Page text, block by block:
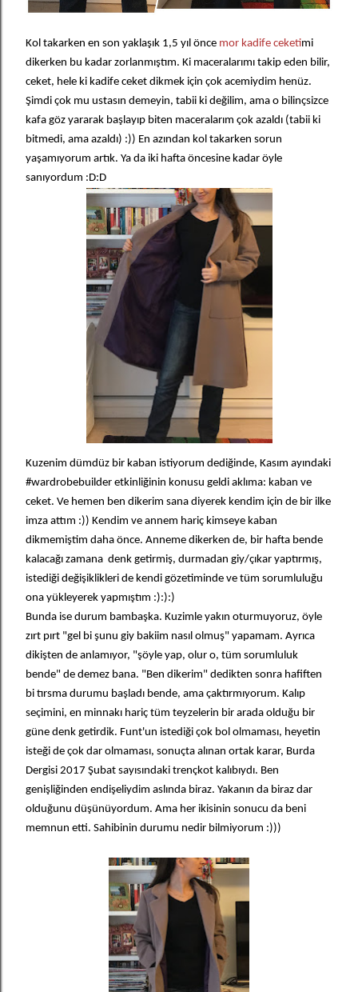
Kol takarken en son yaklaşık 1,5 yıl önce mor kadife ceketimi
dikerken bu kadar zorlanmıştım. Ki maceralarımı takip eden bilir,
ceket, hele ki kadife ceket dikmek için çok acemiydim henüz.
Şimdi çok mu ustasın demeyin, tabii ki değilim, ama o bilinçsizce
kafa göz yararak başlayıp biten maceralarım çok azaldı (tabii ki
bitmedi, ama azaldı) :)) En azından kol takarken sorun
yaşamıyorum artık. Ya da iki hafta öncesine kadar öyle
sanıyordum :D:D
Kuzenim dümdüz bir kaban istiyorum dediğinde, Kasım ayındaki
#wardrobebuilder etkinliğinin konusu geldi aklıma: kaban ve
ceket. Ve hemen ben dikerim sana diyerek kendim için de bir ilke
imza attım :)) Kendim ve annem hariç kimseye kaban
dikmemiştim daha önce. Anneme dikerken de, bir hafta bende
kalacağı zamana denk getirmiş, durmadan giy/çıkar yaptırmış,
istediği değişiklikleri de kendi gözetiminde ve tüm sorumluluğu
ona yükleyerek yapmıştım :):):)
Bunda ise durum bambaşka. Kuzimle yakın oturmuyoruz, öyle
zırt pırt "gel bi şunu giy bakiim nasıl olmuş" yapamam. Ayrıca
dikişten de anlamıyor, "şöyle yap, olur o, tüm sorumluluk
bende" de demez bana. "Ben dikerim" dedikten sonra hafiften
bi tırsma durumu başladı bende, ama çaktırmıyorum. Kalıp
seçimini, en minnakı hariç tüm teyzelerin bir arada olduğu bir
güne denk getirdik. Funt'un istediği çok bol olmaması, heyetin
isteği de çok dar olmaması, sonuçta alınan ortak karar, Burda
Dergisi 2017 Şubat sayısındaki trençkot kalıbıydı. Ben
genişliğinden endişeliydim aslında biraz. Yakanın da biraz dar
olduğunu düşünüyordum. Ama her ikisinin sonucu da beni
memnun etti. Sahibinin durumu nedir bilmiyorum :)))